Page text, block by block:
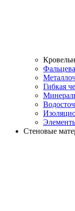
Гибкая
Стеновые